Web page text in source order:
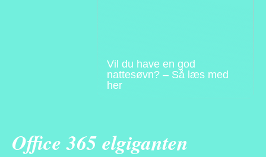
Vil du have en god
nattesøvn? – Så læs med
her
Office 365 elgiganten